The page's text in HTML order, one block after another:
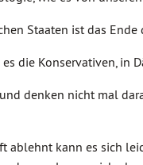
Staaten ist das
die Konservativen, in
denken nicht mal
ablehnt kann es sich